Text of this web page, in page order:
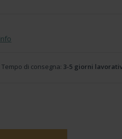
info
Tempo di consegna: 3-5 giorni